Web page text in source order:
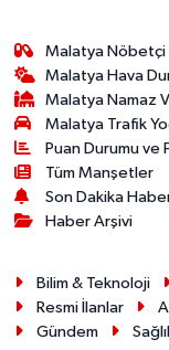
Malatya Nöbetçi
Malatya Hava
Malatya Namaz
Malatya Trafik
Puan Durumu ve
Tüm Manşetler
Son Dakika
Haber Arşivi
Bilim & Teknoloji
Resmi İlanlar
Gündem